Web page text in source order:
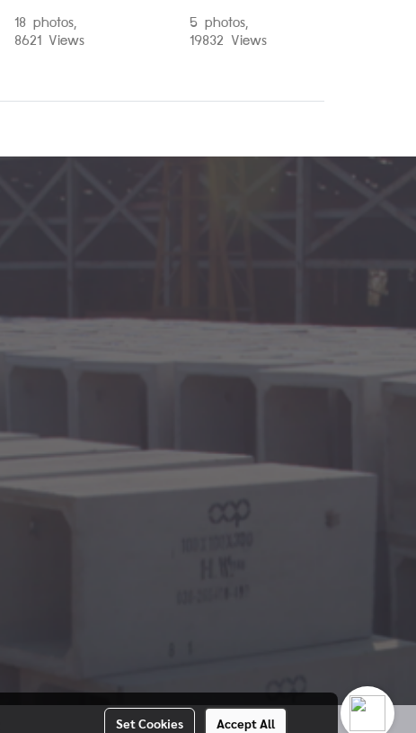
18 photos,
8621 Views
5 photos,
19832 Views
Set Cookies Accept All